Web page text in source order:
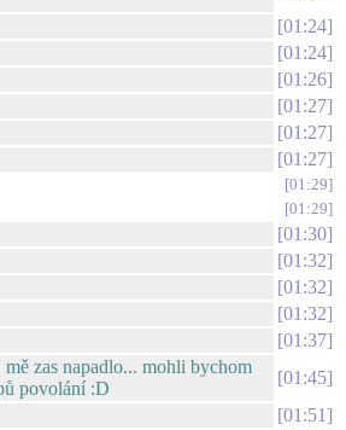
01:24
01:24
01:26
01:27
01:27
01:27
01:29
01:29
01:30
01:32
01:32
01:32
01:37
zas napadlo... mohli bychom
povolání :D
01:45
01:51